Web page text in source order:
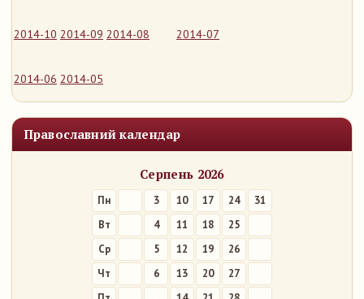
2014-10 2014-09 2014-08 2014-07
2014-06 2014-05
Православний календар
Серпень 2026
Пн 3 10 17 24
31
Вт
4 11 18
25
Ср
5 12 19
26
Чт
6 13 20
27